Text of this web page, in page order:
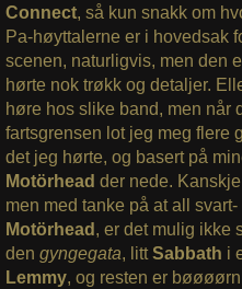
Connect, så kun snakk om
Pa-høyttalerne er i hovedsak
scenen, naturligvis, men den
hørte nok trøkk og detaljer.
høre hos slike band, men når
fartsgrensen lot jeg meg flere
det jeg hørte, og basert på
Motörhead der nede.
men med tanke på at all
Motörhead , er det mulig ikke
den gyngegata, littSabbath i
Lemmy, og resten er